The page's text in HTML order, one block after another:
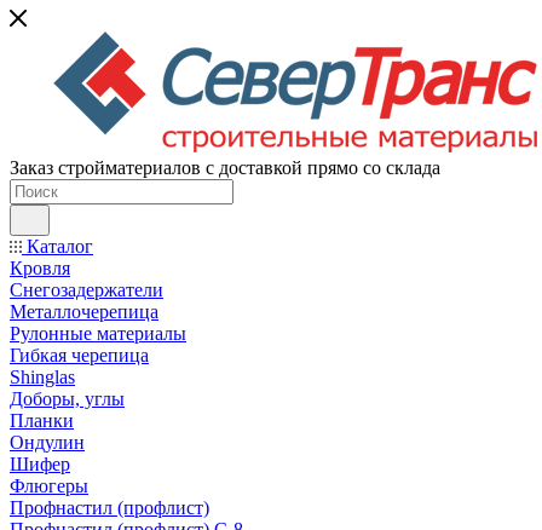
Заказ стройматериалов с доставкой прямо со склада
Каталог
Кровля
Снегозадержатели
Металлочерепица
Рулонные материалы
Гибкая черепица
Shinglas
Доборы, углы
Планки
Ондулин
Шифер
Флюгеры
Профнастил (профлист)